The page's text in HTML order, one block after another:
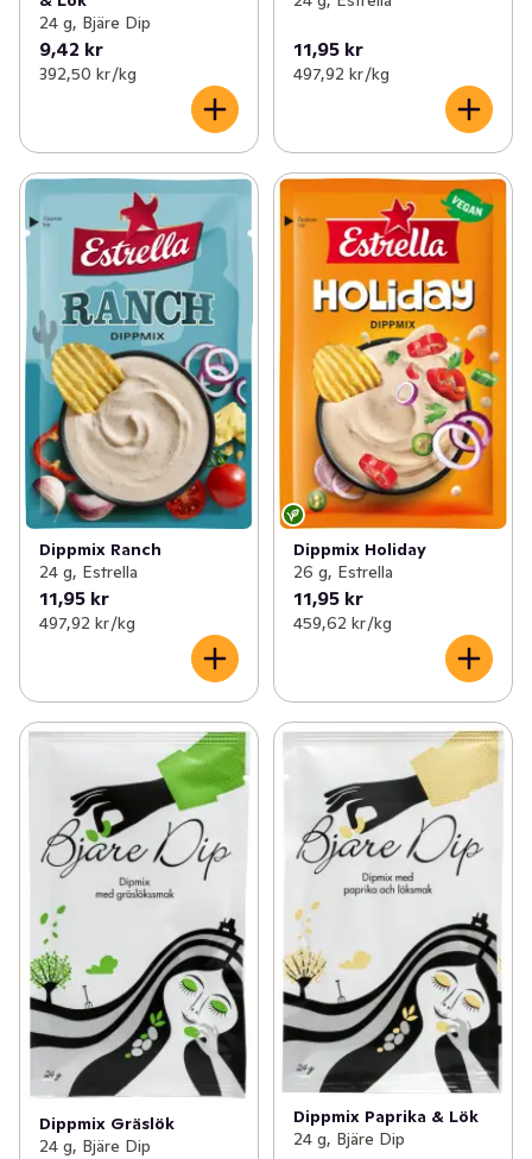
24 g, Bjäre Dip
9,42 kr
392,50 kr /kg
11,95 kr
497,92 kr /kg
Dippmix Ranch
24 g, Estrella
11,95 kr
497,92 kr /kg
Dippmix Holiday
26 g, Estrella
11,95 kr
459,62 kr /kg
Dippmix Gräslök
24 g, Bjäre Dip
Dippmix Paprika & Lök
24 g, Bjäre Dip